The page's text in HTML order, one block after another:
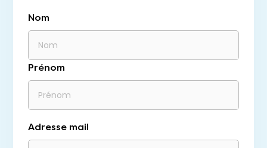
Nom
Prénom
Adresse mail